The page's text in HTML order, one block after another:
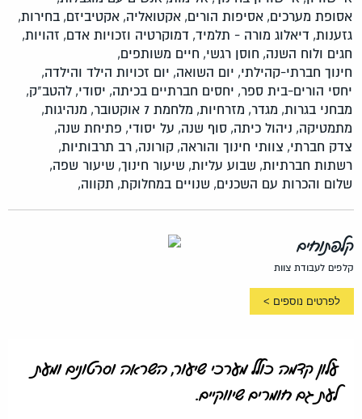
אסופת מערכים, אסיפות הורים, אקטואליה, אקטיביזם, בחירות,
גזענות, דיאלוג מורה - תלמיד, דמוקרטיה וזכויות אדם, זהויות,
חגים ולוח השנה, חוסן רגשי, חיים משותפים,
חינוך חברתי-קהילתי, יום השואה, יום זכויות הילד והילדה,
יחסי הורים-בית ספר, יחסים חברתיים בכיתה, יסודי, להטב"ק,
מבחני בגרות, מגדר, מזרחיות, מלחמת 7 אוקטובר,
מנהיגות,
מתמטיקה, ניהול כיתה, סוף שנה, על יסודי, פתיחת שנה,
צדק חברתי, צוותי חינוך והוראה, קורונה, רב תרבותיות,
רשתות חברתיות, שבוע עליות, שיעור חינוך, שיעור שפה,
שלום והכרות עם השכנים, שנויים במחלוקת, תקווה,
קלפתוחים
קלפים לעבודת צוות
לפרטים נוספים >
עלון קדמה כולל מערכי שיעור, השראה וסרטונים ומעת
לעת גם חומרים שיווקיים.